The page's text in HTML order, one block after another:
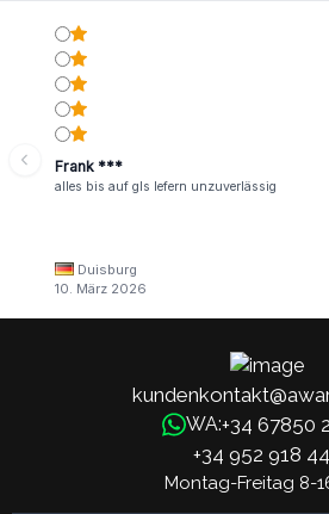
Frank ***
alles bis auf gls lefern unzuverlässig
Duisburg
10. März 2026
WA:+34 67850
+34 952 918
Montag-Freitag 8-